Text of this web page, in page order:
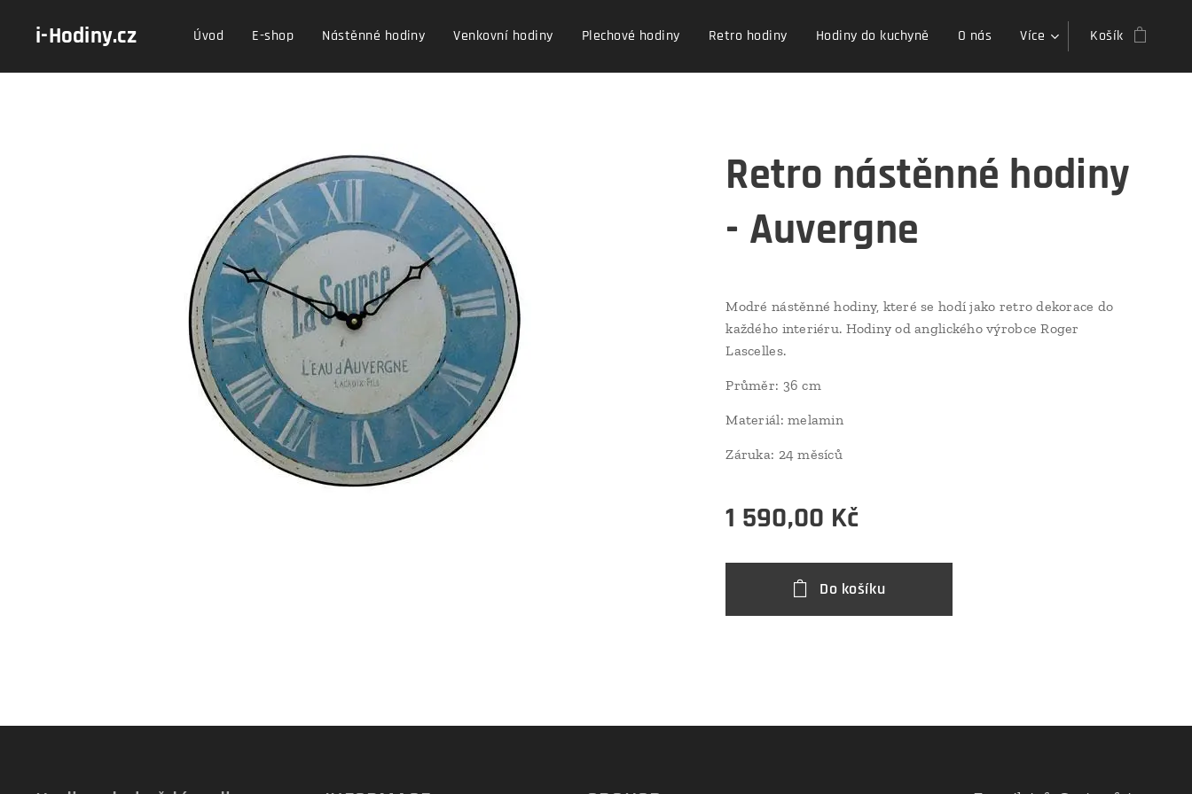
i-Hodiny.cz Úvod E-shop Nástěnné hodiny Venkovní hodiny Plechové hodiny Retro hodiny Hodiny do kuchyně O nás Více Košík
Retro nástěnné hodiny
- Auvergne
Modré nástěnné hodiny, které se hodí jako retro dekorace do
každého interiéru. Hodiny od anglického výrobce Roger
Lascelles.
Průměr: 36 cm
Materiál: melamin
Záruka: 24 měsíců
1 590,00 Kč
Do košíku